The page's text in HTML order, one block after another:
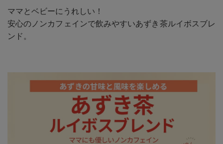
ママとベビーにうれしい！
安心のノンカフェインで飲みやすいあずき茶ルイボスブレ
ンド。